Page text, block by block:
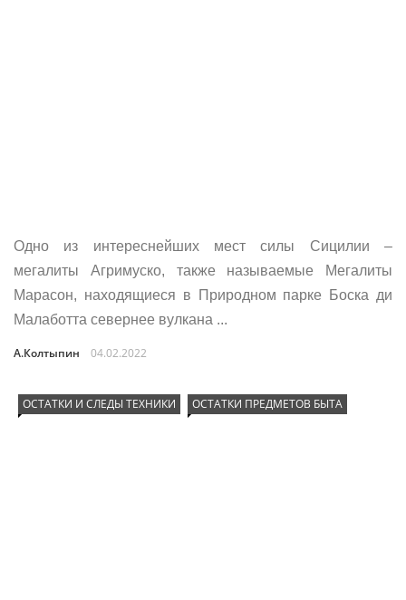
Одно из интереснейших мест силы Сицилии –
мегалиты Агримуско, также называемые Мегалиты
Марасон, находящиеся в Природном парке Боска ди
Малаботта севернее вулкана ...
А.Колтыпин 04.02.2022
ОСТАТКИ И СЛЕДЫ ТЕХНИКИ ОСТАТКИ ПРЕДМЕТОВ БЫТА